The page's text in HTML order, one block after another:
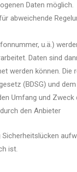
Daten möglich.
abweichende
u.ä.)
Daten sind
werden können. Die
(BDSG) und
Umfang und Zweck
den Anbieter
ist.